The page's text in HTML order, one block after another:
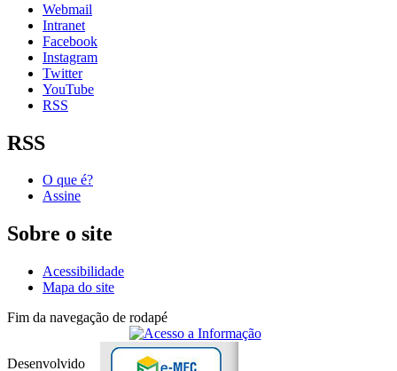
Webmail
Intranet
Facebook
Instagram
Twitter
YouTube
RSS
RSS
O que é?
Assine
Sobre o site
Acessibilidade
Mapa do site
Fim da navegação de rodapé
Desenvolvido